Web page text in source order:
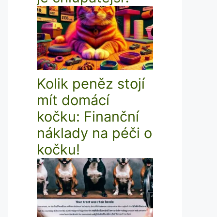
Kolik peněz stojí
mít domácí
kočku: Finanční
náklady na péči o
kočku!